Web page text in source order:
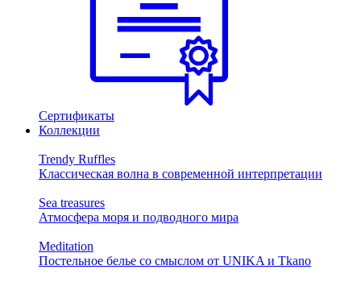
Сертификаты
Коллекции
Trendy Ruffles
Классическая волна в современной интерпретации
Sea treasures
Атмосфера моря и подводного мира
Meditation
Постельное белье со смыслом от UNIKA и Tkano